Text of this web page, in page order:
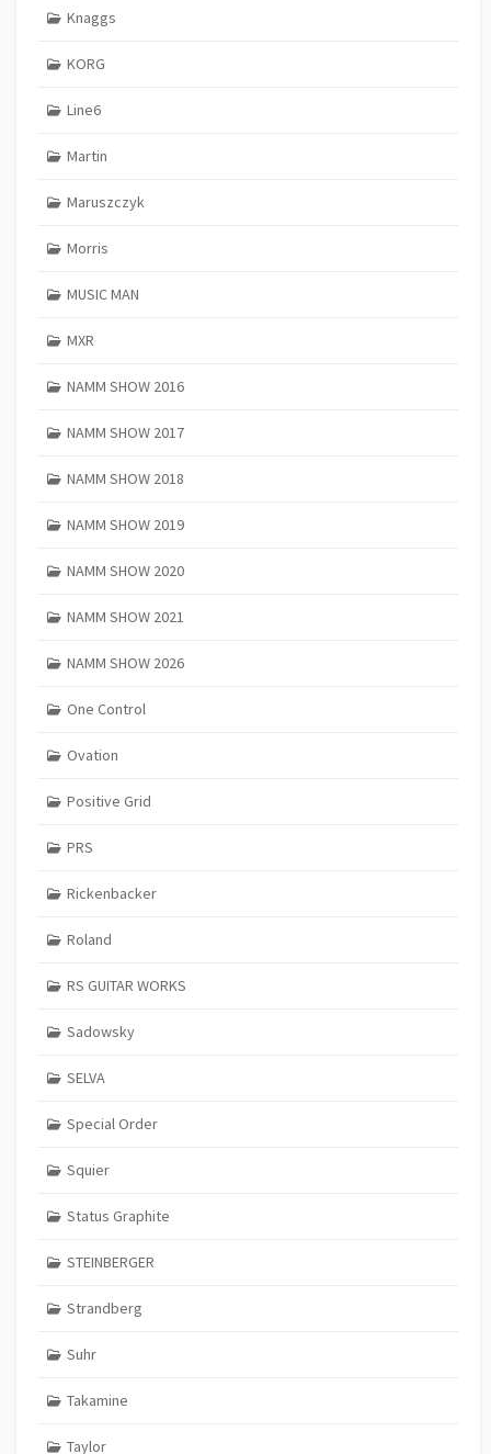
Knaggs
KORG
Line6
Martin
Maruszczyk
Morris
MUSIC MAN
MXR
NAMM SHOW 2016
NAMM SHOW 2017
NAMM SHOW 2018
NAMM SHOW 2019
NAMM SHOW 2020
NAMM SHOW 2021
NAMM SHOW 2026
One Control
Ovation
Positive Grid
PRS
Rickenbacker
Roland
RS GUITAR WORKS
Sadowsky
SELVA
Special Order
Squier
Status Graphite
STEINBERGER
Strandberg
Suhr
Takamine
Taylor